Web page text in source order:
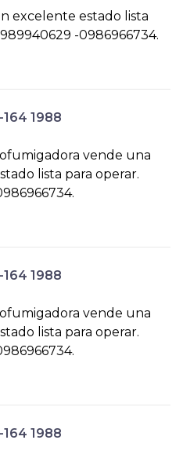
excelente estado lista
-0986966734.
164 1988
vende una
lista para operar.
164 1988
vende una
lista para operar.
164 1988